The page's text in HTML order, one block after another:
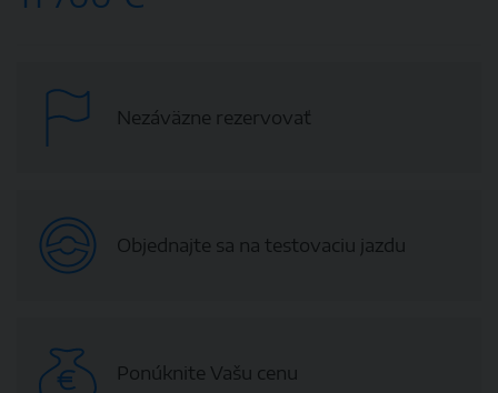
Nezáväzne rezervovať
Objednajte sa na testovaciu jazdu
Ponúknite Vašu cenu